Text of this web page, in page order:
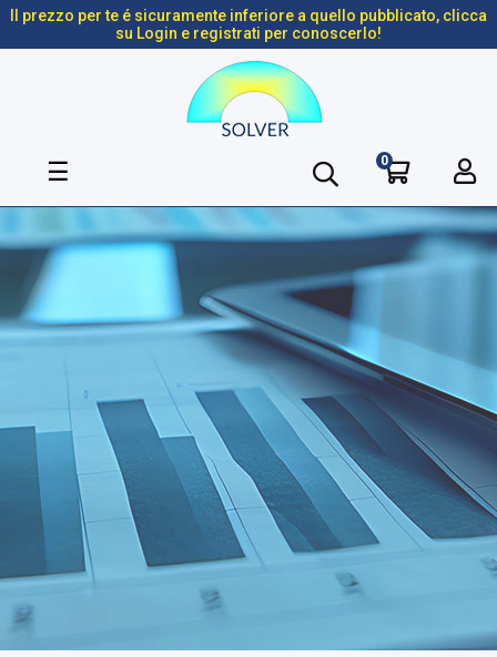
Il prezzo per te é sicuramente inferiore a quello pubblicato, clicca
su Login e registrati per conoscerlo!
navigazione
☰ 0